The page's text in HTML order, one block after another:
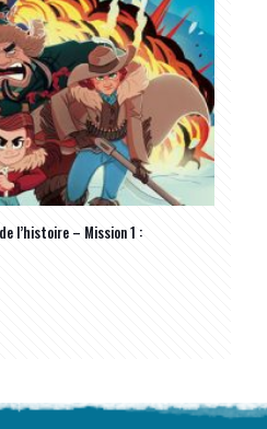
l’histoire – Mission 1 :